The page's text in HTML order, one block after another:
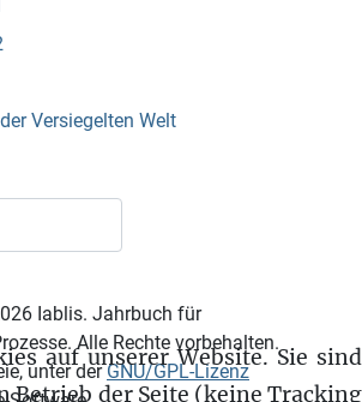
Versiegelten Welt
Iablis. Jahrbuch für
Alle Rechte vorbehalten.
unter derGNU/GPL-Lizenz
auf unserer Website. Sie sind
Betrieb der Seite (keine Tracking